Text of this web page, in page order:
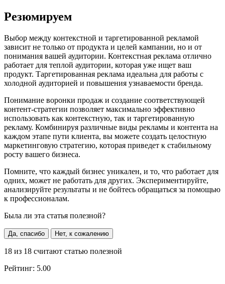
Резюмируем
Выбор между контекстной и таргетированной рекламой
зависит не только от продукта и целей кампании, но и от
понимания вашей аудитории. Контекстная реклама отлично
работает для теплой аудитории, которая уже ищет ваш
продукт. Таргетированная реклама идеальна для работы с
холодной аудиторией и повышения узнаваемости бренда.
Понимание воронки продаж и создание соответствующей
контент-стратегии позволяет максимально эффективно
использовать как контекстную, так и таргетированную
рекламу. Комбинируя различные виды рекламы и контента на
каждом этапе пути клиента, вы можете создать целостную
маркетинговую стратегию, которая приведет к стабильному
росту вашего бизнеса.
Помните, что каждый бизнес уникален, и то, что работает для
одних, может не работать для других. Экспериментируйте,
анализируйте результаты и не бойтесь обращаться за помощью
к профессионалам.
Была ли эта статья полезной?
Да, спасибо Нет, к сожалению
18 из 18 считают статью полезной
Рейтинг: 5.00